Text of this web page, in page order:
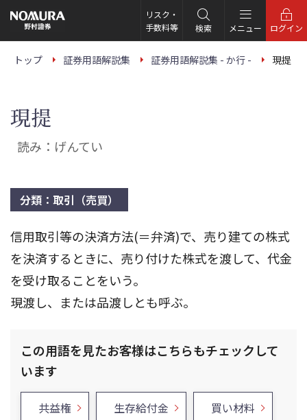
の
ー
リスク・
手数料等
検索 メニュー ログイン
トップ 証券用語解説集 証券用語解説集 - か行 - 現提
現提
読み：げんてい
分類：取引（売買）
信用取引等の決済方法(＝弁済)で、売り建ての株式
を決済するときに、売り付けた株式を渡して、代金
を受け取ることをいう。
現渡し、または品渡しとも呼ぶ。
この用語を見たお客様はこちらもチェックして
います
共益権 生存給付金 買い材料